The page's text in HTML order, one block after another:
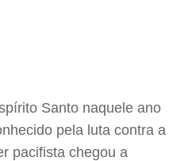
Santo naquele ano
pela luta contra a
pacifista chegou a